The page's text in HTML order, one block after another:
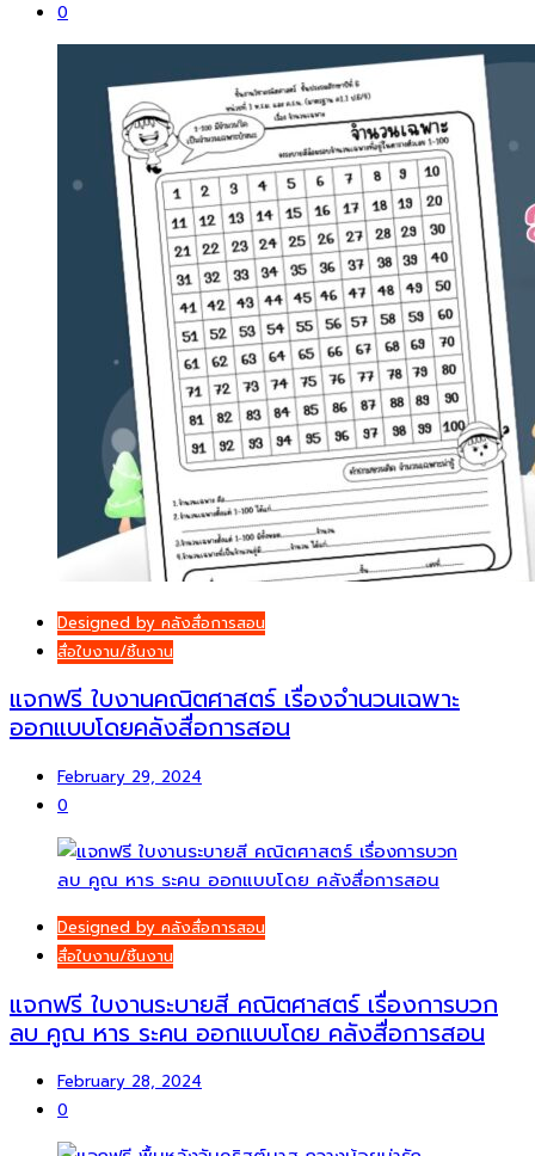
0
Designed by คลังสื่อการสอน
สื่อใบงาน/ชิ้นงาน
แจกฟรี ใบงานคณิตศาสตร์ เรื่องจำนวนเฉพาะ
ออกแบบโดยคลังสื่อการสอน
February 29, 2024
0
Designed by คลังสื่อการสอน
สื่อใบงาน/ชิ้นงาน
แจกฟรี ใบงานระบายสี คณิตศาสตร์ เรื่องการบวก
ลบ คูณ หาร ระคน ออกแบบโดย คลังสื่อการสอน
February 28, 2024
0